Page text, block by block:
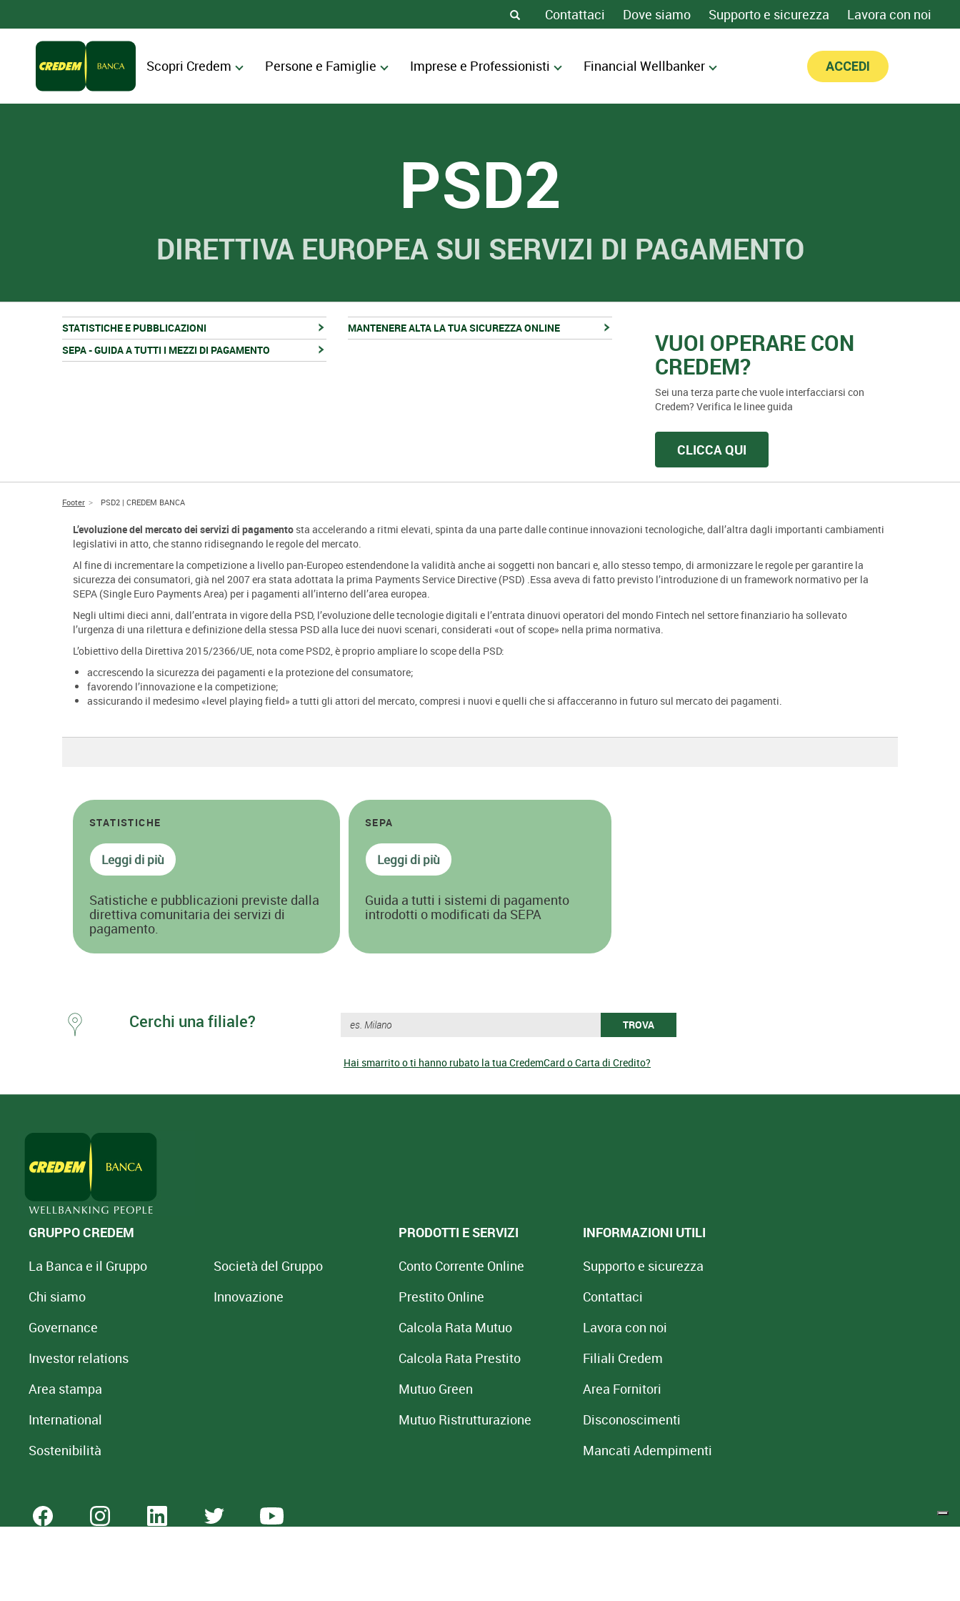
Contattaci Dove siamo Supporto e sicurezza Lavora con noi
Scopri Credem Persone e Famiglie Imprese e Professionisti Financial Wellbanker ACCEDI
PSD2
DIRETTIVA EUROPEA SUI SERVIZI DI PAGAMENTO
VUOI OPERARE CON
CREDEM?
Sei una terza parte che vuole interfacciarsi con
Credem? Verifica le linee guida
CLICCA QUI
STATISTICHE E PUBBLICAZIONI
SEPA - GUIDA A TUTTI I MEZZI DI PAGAMENTO
MANTENERE ALTA LA TUA SICUREZZA ONLINE
Footer PSD2 | CREDEM BANCA
L’evoluzione del mercato dei servizi di pagamento sta accelerando a ritmi elevati, spinta da una parte dalle continue innovazioni tecnologiche, dall’altra dagli importanti cambiamenti
legislativi in atto, che stanno ridisegnando le regole del mercato.
Al fine di incrementare la competizione a livello pan-Europeo estendendone la validità anche ai soggetti non bancari e, allo stesso tempo, di armonizzare le regole per garantire la
sicurezza dei consumatori, già nel 2007 era stata adottata la prima Payments Service Directive (PSD) .Essa aveva di fatto previsto l’introduzione di un framework normativo per la
SEPA (Single Euro Payments Area) per i pagamenti all’interno dell’area europea.
Negli ultimi dieci anni, dall’entrata in vigore della PSD, l’evoluzione delle tecnologie digitali e l’entrata dinuovi operatori del mondo Fintech nel settore finanziario ha sollevato
l’urgenza di una rilettura e definizione della stessa PSD alla luce dei nuovi scenari, considerati «out of scope» nella prima normativa.
L’obiettivo della Direttiva 2015/2366/UE, nota come PSD2, è proprio ampliare lo scope della PSD:
accrescendo la sicurezza dei pagamenti e la protezione del consumatore;
favorendo l’innovazione e la competizione;
assicurando il medesimo «level playing field» a tutti gli attori del mercato, compresi i nuovi e quelli che si affacceranno in futuro sul mercato dei pagamenti.
STATISTICHE
Leggi di più
Satistiche e pubblicazioni previste dalla
direttiva comunitaria dei servizi di
pagamento.
SEPA
Leggi di più
Guida a tutti i sistemi di pagamento
introdotti o modificati da SEPA
Cerchi una filiale? TROVA
Hai smarrito o ti hanno rubato la tua CredemCard o Carta di Credito?
GRUPPO CREDEM
La Banca e il Gruppo
Chi siamo
Governance
Investor relations
Area stampa
International
Sostenibilità
Società del Gruppo
Innovazione
PRODOTTI E SERVIZI
Conto Corrente Online
Prestito Online
Calcola Rata Mutuo
Calcola Rata Prestito
Mutuo Green
Mutuo Ristrutturazione
INFORMAZIONI UTILI
Supporto e sicurezza
Contattaci
Lavora con noi
Filiali Credem
Area Fornitori
Disconoscimenti
Mancati Adempimenti